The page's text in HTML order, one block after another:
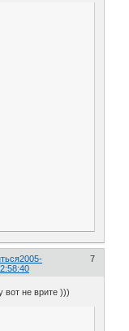
7
2005-
вот не врите )))